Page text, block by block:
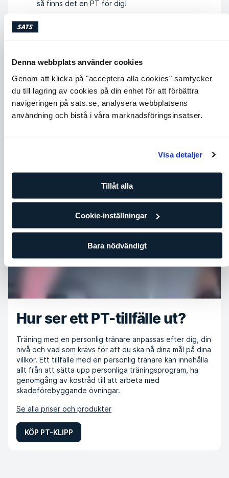
Denna webbplats använder cookies
Genom att klicka på "acceptera alla cookies" samtycker
du till lagring av cookies på din enhet för att förbättra
navigeringen på sats.se, analysera webbplatsens
användning och bistå i våra marknadsföringsinsatser.
Visa detaljer
Tillåt alla
Cookie-inställningar
Bara nödvändigt
så finns det en PT för dig!
LÄS MER OM FÖRDELARNA
Hur ser ett PT-tillfälle ut?
Träning med en personlig tränare anpassas efter dig, din
nivå och vad som krävs för att du ska nå dina mål på dina
villkor. Ett tillfälle med en personlig tränare kan innehålla
allt från att sätta upp personliga träningsprogram, ha
genomgång av kostråd till att arbeta med
skadeförebyggande övningar.
Se alla priser och produkter
KÖP PT-KLIPP